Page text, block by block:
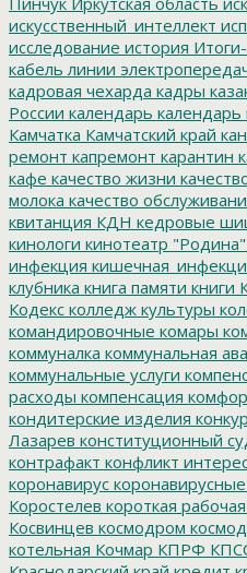
искусственный_интеллект
исследование история
кабель линии
кадровая чехарда кадры
России календарь календарь
Камчатка Камчатский край
ремонт капремонт карантин
кафе качество жизни
молока качество
квитанция КДН кедровые
кинологи кинотеатр "Родина"
инфекция
клубника книга памяти книги
Кодекс колледж культуры
командировочные комары
коммуналка коммунальная
коммунальные услуги
расходы компенсация
кондитерские изделия
Лазарев конституционный
контрафакт конфликт
коронавирус
Коростелев короткая
Косвинцев космодром
котельная Кочмар КПРФ